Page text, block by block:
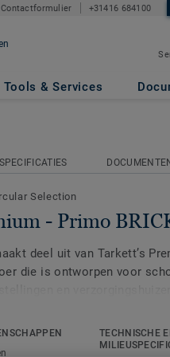
Contactformulier +31416 684100
Tools & Services
SPECIFICATIES
Selection
- Primo
deel uit van Tarkett’s
die is ontworpen voor
Eclipse Premium en
TECHNISCHE